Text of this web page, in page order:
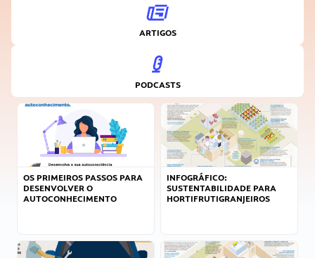
ARTIGOS
PODCASTS
OS PRIMEIROS PASSOS PARA
DESENVOLVER O
AUTOCONHECIMENTO
INFOGRÁFICO:
SUSTENTABILIDADE PARA
HORTIFRUTIGRANJEIROS